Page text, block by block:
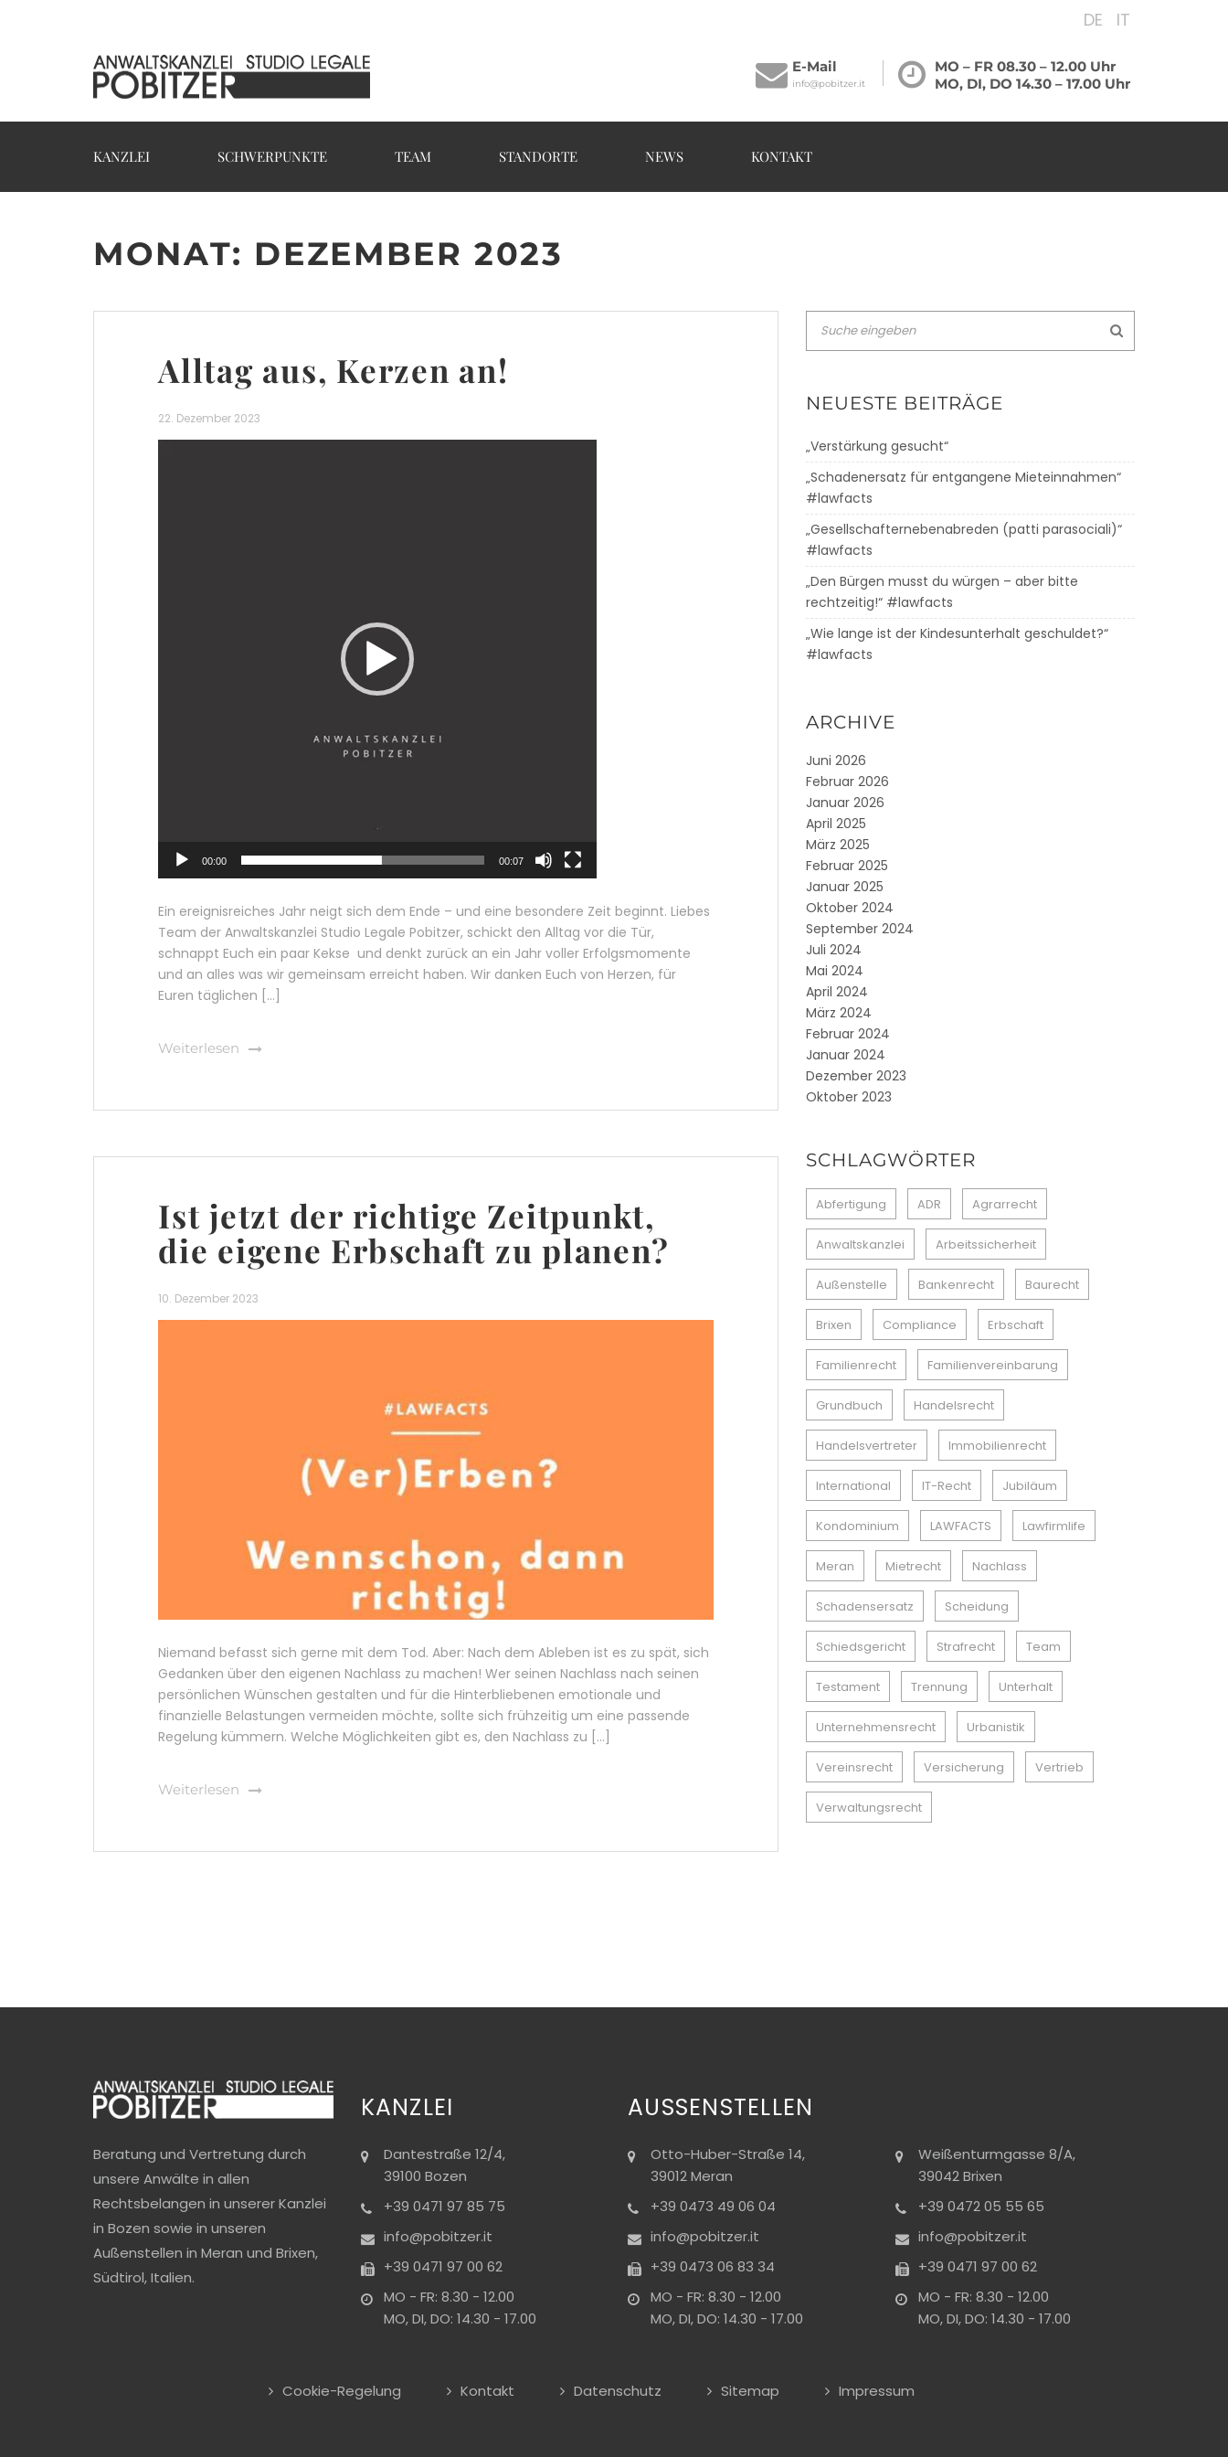
DE IT
E-Mail
info@pobitzer.it
MO – FR 08.30 – 12.00 Uhr
MO, DI, DO 14.30 – 17.00 Uhr
KANZLEI SCHWERPUNKTE TEAM STANDORTE NEWS KONTAKT
MONAT: DEZEMBER 2023
Alltag aus, Kerzen an!
22. Dezember 2023
00:00 00:07
Ein ereignisreiches Jahr neigt sich dem Ende – und eine besondere Zeit beginnt. Liebes
Team der Anwaltskanzlei Studio Legale Pobitzer, schickt den Alltag vor die Tür,
schnappt Euch ein paar Kekse und denkt zurück an ein Jahr voller Erfolgsmomente
und an alles was wir gemeinsam erreicht haben. Wir danken Euch von Herzen, für
Euren täglichen [...]
Weiterlesen
Ist jetzt der richtige Zeitpunkt,
die eigene Erbschaft zu planen?
10. Dezember 2023
Niemand befasst sich gerne mit dem Tod. Aber: Nach dem Ableben ist es zu spät, sich
Gedanken über den eigenen Nachlass zu machen! Wer seinen Nachlass nach seinen
persönlichen Wünschen gestalten und für die Hinterbliebenen emotionale und
finanzielle Belastungen vermeiden möchte, sollte sich frühzeitig um eine passende
Regelung kümmern. Welche Möglichkeiten gibt es, den Nachlass zu [...]
Weiterlesen
NEUESTE BEITRÄGE
„Verstärkung gesucht“
„Schadenersatz für entgangene Mieteinnahmen“
#lawfacts
„Gesellschafternebenabreden (patti parasociali)“
#lawfacts
„Den Bürgen musst du würgen – aber bitte
rechtzeitig!“ #lawfacts
„Wie lange ist der Kindesunterhalt geschuldet?“
#lawfacts
ARCHIVE
Juni 2026
Februar 2026
Januar 2026
April 2025
März 2025
Februar 2025
Januar 2025
Oktober 2024
September 2024
Juli 2024
Mai 2024
April 2024
März 2024
Februar 2024
Januar 2024
Dezember 2023
Oktober 2023
SCHLAGWÖRTER
Abfertigung ADR Agrarrecht
Anwaltskanzlei Arbeitssicherheit
Außenstelle Bankenrecht Baurecht
Brixen Compliance Erbschaft
Familienrecht Familienvereinbarung
Grundbuch Handelsrecht
Handelsvertreter Immobilienrecht
International IT-Recht Jubiläum
Kondominium LAWFACTS Lawfirmlife
Meran Mietrecht Nachlass
Schadensersatz Scheidung
Schiedsgericht Strafrecht Team
Testament Trennung Unterhalt
Unternehmensrecht Urbanistik
Vereinsrecht Versicherung Vertrieb
Verwaltungsrecht
Beratung und Vertretung durch
unsere Anwälte in allen
Rechtsbelangen in unserer Kanzlei
in Bozen sowie in unseren
Außenstellen in Meran und Brixen,
Südtirol, Italien.
KANZLEI
Dantestraße 12/4,
39100 Bozen
+39 0471 97 85 75
info@pobitzer.it
+39 0471 97 00 62
MO - FR: 8.30 - 12.00
MO, DI, DO: 14.30 - 17.00
AUSSENSTELLEN
Otto-Huber-Straße 14,
39012 Meran
+39 0473 49 06 04
info@pobitzer.it
+39 0473 06 83 34
MO - FR: 8.30 - 12.00
MO, DI, DO: 14.30 - 17.00
Weißenturmgasse 8/A,
39042 Brixen
+39 0472 05 55 65
info@pobitzer.it
+39 0471 97 00 62
MO - FR: 8.30 - 12.00
MO, DI, DO: 14.30 - 17.00
Cookie-Regelung Kontakt Datenschutz Sitemap Impressum